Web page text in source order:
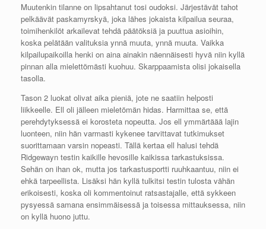
Muutenkin tilanne on lipsahtanut tosi oudoksi. Järjestävät tahot
pelkäävät paskamyrskyä, joka lähes jokaista kilpailua seuraa,
toimihenkilöt arkailevat tehdä päätöksiä ja puuttua asioihin,
koska pelätään valituksia ynnä muuta, ynnä muuta. Vaikka
kilpailupaikoilla henki on aina ainakin näennäisesti hyvä niin kyllä
pinnan alla mielettömästi kuohuu. Skarppaamista olisi jokaisella
tasolla.
Tason 2 luokat olivat aika pieniä, jote ne saatiin helposti
liikkeelle. Ell oli jälleen mieletömän hidas. Harmittaa se, että
perehdytyksessä ei korosteta nopeutta. Jos ell ymmärtäää lajin
luonteen, niin hän varmasti kykenee tarvittavat tutkimukset
suorittamaan varsin nopeasti. Tällä kertaa ell halusi tehdä
Ridgewayn testin kaikille hevosille kaikissa tarkastuksissa.
Sehän on ihan ok, mutta jos tarkastusportti ruuhkaantuu, niin ei
ehkä tarpeellista. Lisäksi hän kyllä tulkitsi testin tulosta vähän
erikoisesti, koska oli kommentoinut ratsastajalle, että sykkeen
pysyessä samana ensimmäisessä ja toisessa mittauksessa, niin
on kyllä huono juttu.